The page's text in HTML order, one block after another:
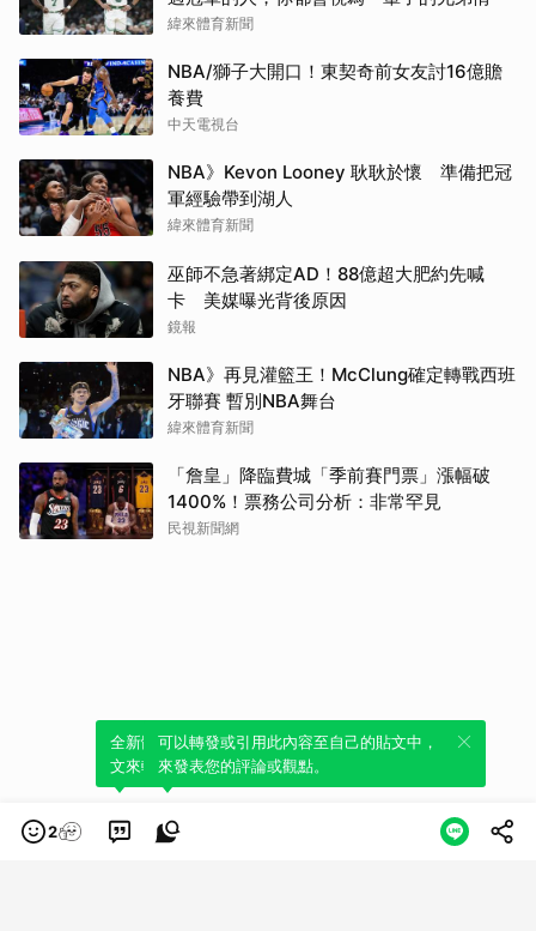
緯來體育新聞
NBA/獅子大開口！東契奇前女友討16億贍
養費
中天電視台
NBA》Kevon Looney 耿耿於懷 準備把冠
軍經驗帶到湖人
緯來體育新聞
巫師不急著綁定AD！88億超大肥約先喊
卡 美媒曝光背後原因
鏡報
NBA》再見灌籃王！McClung確定轉戰西班
牙聯賽 暫別NBA舞台
緯來體育新聞
「詹皇」降臨費城「季前賽門票」漲幅破
1400%！票務公司分析：非常罕見
民視新聞網
2
全新體驗！一鍵引用此內容，透過發布貼
文來輕鬆表達個人立場。
可以轉發或引用此內容至自己的貼文中，
來發表您的評論或觀點。